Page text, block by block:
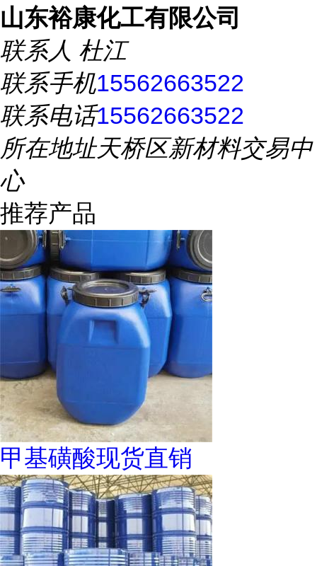
山东裕康化工有限公司
联系人 杜江
联系手机15562663522
联系电话15562663522
所在地址天桥区新材料交易中
心
推荐产品
甲基磺酸现货直销